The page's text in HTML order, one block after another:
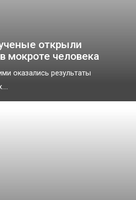
открыли
мокроте человека
оказались результаты